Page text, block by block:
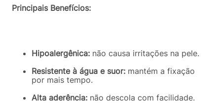
Principais Benefícios:
Hipoalergênica: não causa irritações na pele.
Resistente à água e suor: mantém a fixação
por mais tempo.
Alta aderência: não descola com facilidade.